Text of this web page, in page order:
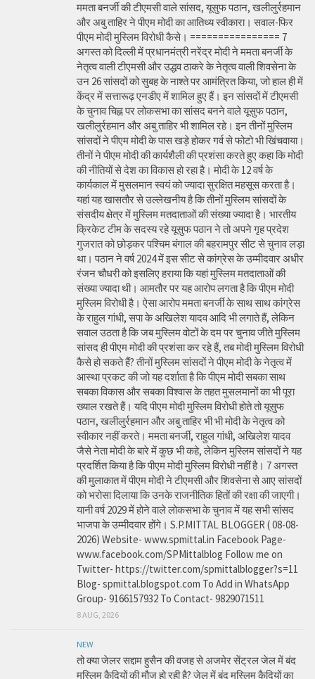
ममता बनर्जी की टीएमसी वाले सांसद, यूसुफ पठान, खलीलुर्रहमान
और अबु ताहिर ने पीएम मोदी का आतिथ्य स्वीकारा। सवाल-फिर
पीएम मोदी मुस्लिम विरोधी कैसे। ================ 7
अगस्त को दिल्ली में प्रधानमंत्री नरेंद्र मोदी ने ममता बनर्जी के
नेतृत्व वाली टीएमसी और उद्धव ठाकरे के नेतृत्व वाली शिवसेना के
उन 26 सांसदों को सुबह के नाश्ते पर आमंत्रित किया, जो हाल ही में
केंद्र में सत्तारूढ़ एनडीए में शामिल हुए हैं। इन सांसदों में टीएमसी
के चुनाव चिह्न पर लोकसभा का सांसद बनने वाले यूसुफ पठान,
खलीलुर्रहमान और अबु ताहिर भी शामिल रहे। इन तीनों मुस्लिम
सांसदों ने पीएम मोदी के पास खड़े होकर गर्व से फोटो भी खिंचवाया।
तीनों ने पीएम मोदी की कार्यशैली की प्रशंसा करते हुए कहा कि मोदी
की नीतियों से देश का विकास हो रहा है। मोदी के 12 वर्ष के
कार्यकाल में मुसलमान स्वयं को ज्यादा सुरक्षित महसूस करता है।
यहां यह खासतौर से उल्लेखनीय है कि तीनों मुस्लिम सांसदों के
संसदीय क्षेत्र में मुस्लिम मतदाताओं की संख्या ज्यादा है। भारतीय
क्रिकेट टीम के सदस्य रहे यूसुफ पठान ने तो अपने गृह प्रदेश
गुजरात को छोड़कर पश्चिम बंगाल की बहरामपुर सीट से चुनाव लड़ा
था। पठान ने वर्ष 2024 में इस सीट से कांग्रेस के उम्मीदवार अधीर
रंजन चौधरी को इसलिए हराया कि यहां मुस्लिम मतदाताओं की
संख्या ज्यादा थी। आमतौर पर यह आरोप लगता है कि पीएम मोदी
मुस्लिम विरोधी है। ऐसा आरोप ममता बनर्जी के साथ साथ कांग्रेस
के राहुल गांधी, सपा के अखिलेश यादव आदि भी लगाते हैं, लेकिन
सवाल उठता है कि जब मुस्लिम वोटों के दम पर चुनाव जीते मुस्लिम
सांसद ही पीएम मोदी की प्रशंसा कर रहे हैं, तब मोदी मुस्लिम विरोधी
कैसे हो सकते हैं? तीनों मुस्लिम सांसदों ने पीएम मोदी के नेतृत्व में
आस्था प्रकट की जो यह दर्शाता है कि पीएम मोदी सबका साथ
सबका विकास और सबका विश्वास के तहत मुसलमानों का भी पूरा
ख्याल रखते हैं। यदि पीएम मोदी मुस्लिम विरोधी होते तो यूसुफ
पठान, खलीलुर्रहमान और अबु ताहिर भी भी मोदी के नेतृत्व को
स्वीकार नहीं करते। ममता बनर्जी, राहुल गांधी, अखिलेश यादव
जैसे नेता मोदी के बारे में कुछ भी कहे, लेकिन मुस्लिम सांसदों ने यह
प्रदर्शित किया है कि पीएम मोदी मुस्लिम विरोधी नहीं है। 7 अगस्त
की मुलाकात में पीएम मोदी ने टीएमसी और शिवसेना से आए सांसदों
को भरोसा दिलाया कि उनके राजनीतिक हितों की रक्षा की जाएगी।
यानी वर्ष 2029 में होने वाले लोकसभा के चुनाव में यह सभी सांसद
भाजपा के उम्मीदवार होंगे। S.P.MITTAL BLOGGER ( 08-08-
2026) Website- www.spmittal.in Facebook Page-
www.facebook.com/SPMittalblog Follow me on
Twitter- https://twitter.com/spmittalblogger?s=11
Blog- spmittal.blogspot.com To Add in WhatsApp
Group- 9166157932 To Contact- 9829071511
8 AUG, 2026
NEW
तो क्या जेलर सद्दाम हुसैन की वजह से अजमेर सेंट्रल जेल में बंद
मुस्लिम कैदियों की मौज हो रही है? जेल में बंद मुस्लिम कैदियों का